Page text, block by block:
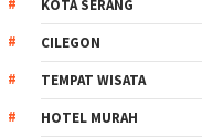
KOTA SERANG
CILEGON
TEMPAT WISATA
HOTEL MURAH